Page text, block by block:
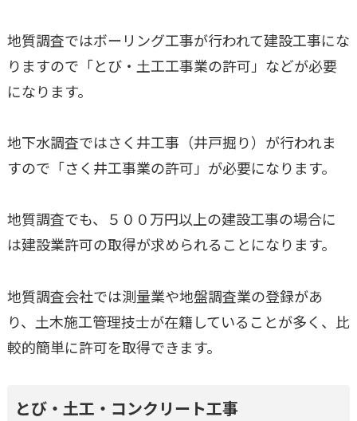
地質調査ではボーリング工事が行われて建設工事にな
りますので「とび・土工工事業の許可」などが必要
になります。
地下水調査ではさく井工事（井戸掘り）が行われま
すので「さく井工事業の許可」が必要になります。
地質調査でも、５００万円以上の建設工事の場合に
は建設業許可の取得が求められることになります。
地質調査会社では測量業や地盤調査業の登録があ
り、土木施工管理技士が在籍していることが多く、比
較的簡単に許可を取得できます。
とび・土工・コンクリート工事